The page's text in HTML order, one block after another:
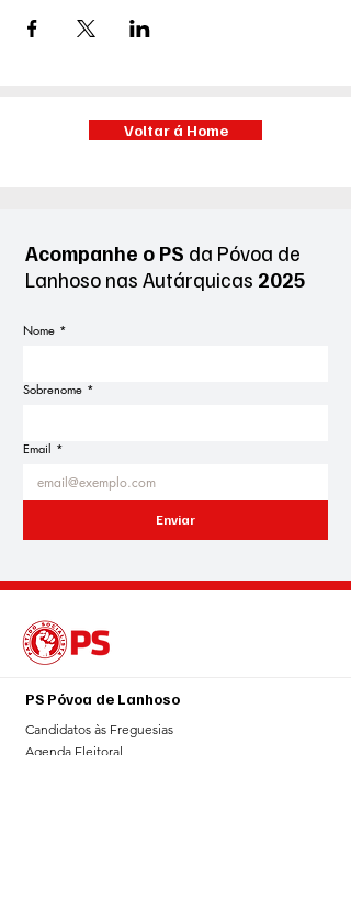
Voltar á Home
Acompanhe o PS da Póvoa de
Lanhoso nas Autárquicas 2025
Nome *
Sobrenome *
Email *
Enviar
PS Póvoa de Lanhoso
Candidatos às Freguesias
Agenda Eleitoral